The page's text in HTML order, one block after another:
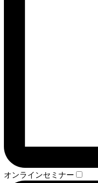
オンラインセミナー